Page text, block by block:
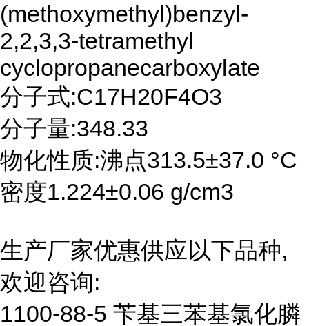
(methoxymethyl)benzyl-
2,2,3,3-tetramethyl
cyclopropanecarboxylate
分子式:C17H20F4O3
分子量:348.33
物化性质:沸点313.5±37.0 °C
密度1.224±0.06 g/cm3
生产厂家优惠供应以下品种,
欢迎咨询:
1100-88-5 苄基三苯基氯化膦